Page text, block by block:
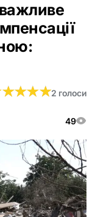
49
★★★★
★★★★2 голоси